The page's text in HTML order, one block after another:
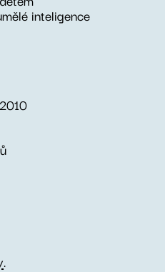
inteligence
.